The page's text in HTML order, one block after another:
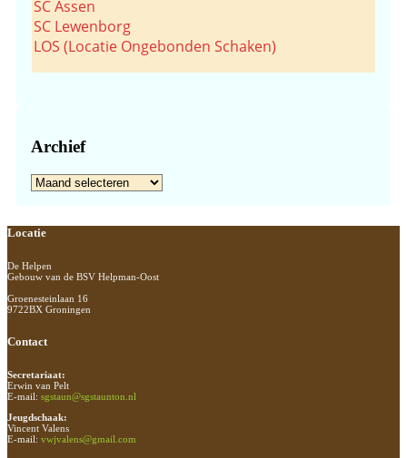
SC Assen
SC Lewenborg
LOS (Locatie Ongebonden Schaken)
Archief
Archief
Footer
Locatie
De Helpen
Gebouw van de BSV Helpman-Oost
Groenesteinlaan 16
9722BX Groningen
Contact
Secretariaat:
Erwin van Pelt
E-mail: sgstaun@sgstaunton.nl
Jeugdschaak:
Vincent Valens
E-mail: vwjvalens@gmail.com